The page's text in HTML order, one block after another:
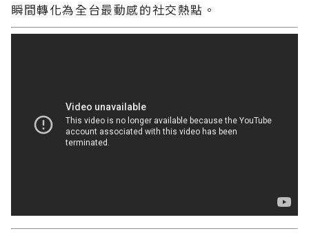
瞬間轉化為全台最動感的社交熱點。